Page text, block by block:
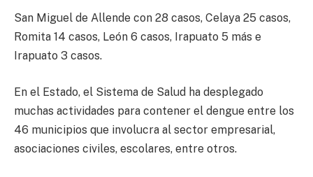
San Miguel de Allende con 28 casos, Celaya 25 casos,
Romita 14 casos, León 6 casos, Irapuato 5 más e
Irapuato 3 casos.
En el Estado, el Sistema de Salud ha desplegado
muchas actividades para contener el dengue entre los
46 municipios que involucra al sector empresarial,
asociaciones civiles, escolares, entre otros.